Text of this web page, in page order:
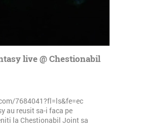
live @ Chestionabil
7684041?fl=ls&fe=ec
au reusit sa-i faca pe
la Chestionabil Joint sa